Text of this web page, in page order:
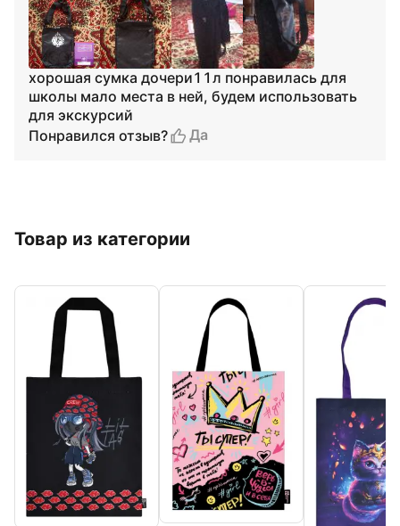
хорошая сумка дочери11л понравилась для
школы мало места в ней, будем использовать
для экскурсий
Понравился отзыв?
Да
Товар из категории